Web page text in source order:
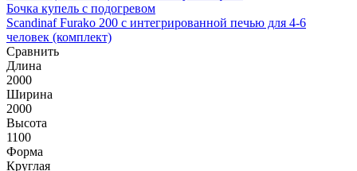
Бочка купель с подогревом
Scandinaf Furako 200 с интегрированной печью для 4-6
человек (комплект)
Сравнить
Длина
2000
Ширина
2000
Высота
1100
Форма
Круглая